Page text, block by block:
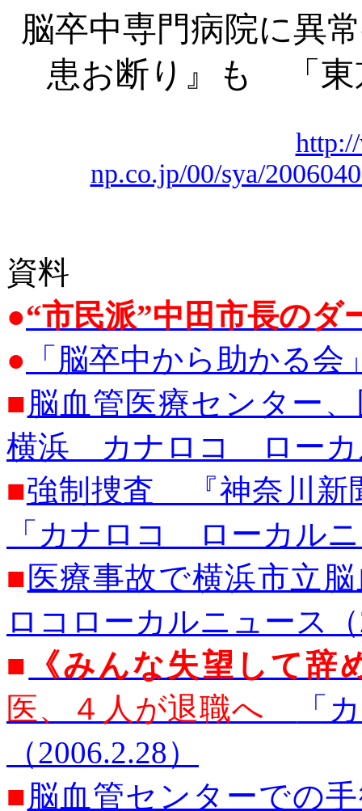
脳卒中専門病院に異
患お断り』も 「東
np.co.jp/00/sya/
資料
●“市民派”中田市長のダ
● 「脳卒中から助かる
■脳血管医療センター
横浜 カナロコ ローカ
■強制捜査 『神奈川
「カナロコ ローカル
■ 医療事故で横浜市立
ロコローカルニュース
■
《みんな失望して辞
医、４人が退職へ
「
（2006.2.28）
■脳血管センターでの